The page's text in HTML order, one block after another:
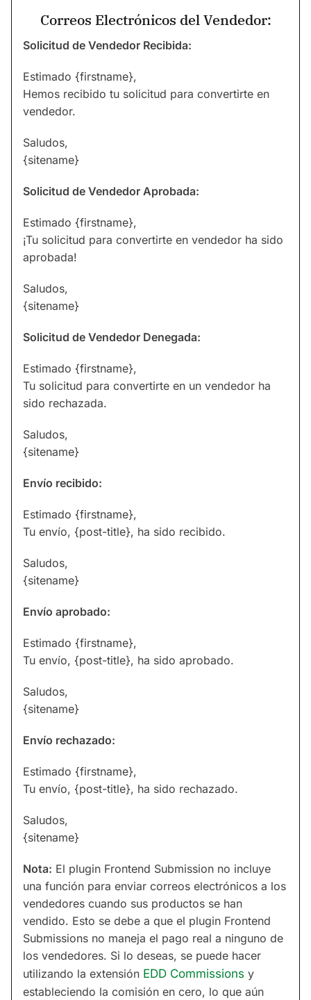
Correos Electrónicos del Vendedor:
Solicitud de Vendedor Recibida:
Estimado {firstname},
Hemos recibido tu solicitud para convertirte en
vendedor.
Saludos,
{sitename}
Solicitud de Vendedor Aprobada:
Estimado {firstname},
¡Tu solicitud para convertirte en vendedor ha sido
aprobada!
Saludos,
{sitename}
Solicitud de Vendedor Denegada:
Estimado {firstname},
Tu solicitud para convertirte en un vendedor ha
sido rechazada.
Saludos,
{sitename}
Envío recibido:
Estimado {firstname},
Tu envío, {post-title}, ha sido recibido.
Saludos,
{sitename}
Envío aprobado:
Estimado {firstname},
Tu envío, {post-title}, ha sido aprobado.
Saludos,
{sitename}
Envío rechazado:
Estimado {firstname},
Tu envío, {post-title}, ha sido rechazado.
Saludos,
{sitename}
Nota: El plugin Frontend Submission no incluye
una función para enviar correos electrónicos a los
vendedores cuando sus productos se han
vendido. Esto se debe a que el plugin Frontend
Submissions no maneja el pago real a ninguno de
los vendedores. Si lo deseas, se puede hacer
utilizando la extensión EDD Commissions y
estableciendo la comisión en cero, lo que aún